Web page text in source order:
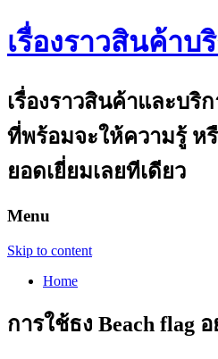
เรื่องราวสินค้าบ
เรื่องราวสินค้าและบริ
ที่พร้อมจะให้ความรู้ ห
ยอดเยี่ยมเลยทีเดียว
Menu
Skip to content
Home
การใช้ธง Beach flag